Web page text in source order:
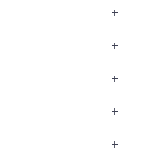
+
+
+
+
+